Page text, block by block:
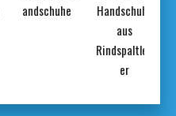
andschuhe
Handschuhe
aus
Rindspaltled
er